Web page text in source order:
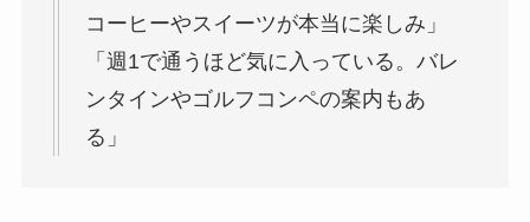
コーヒーやスイーツが本当に楽しみ」
「週1で通うほど気に入っている。バレ
ンタインやゴルフコンペの案内もあ
る」